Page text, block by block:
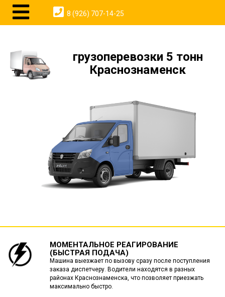
грузоперевозки 5 тонн
Краснознаменск
8 (926) 707-14-25
МОМЕНТАЛЬНОЕ РЕАГИРОВАНИЕ
(БЫСТРАЯ ПОДАЧА)
Машина выезжает по вызову сразу после поступления
заказа диспетчеру. Водители находятся в разных
районах Краснознаменска, что позволяет приезжать
максимально быстро.